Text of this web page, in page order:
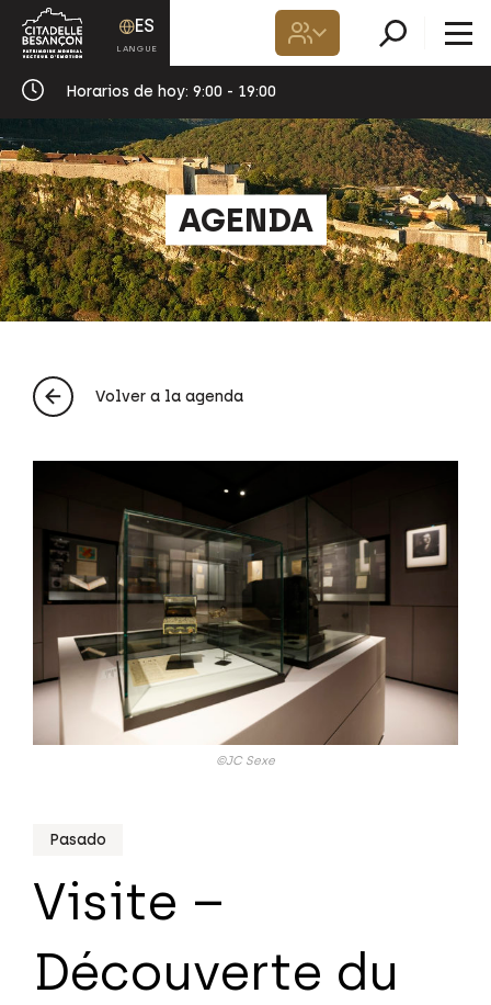
Horarios de hoy: 9:00 - 19:00
ES
AGENDA
©JC Sexe
Volver a la agenda
Pasado
Visite –
Découverte du